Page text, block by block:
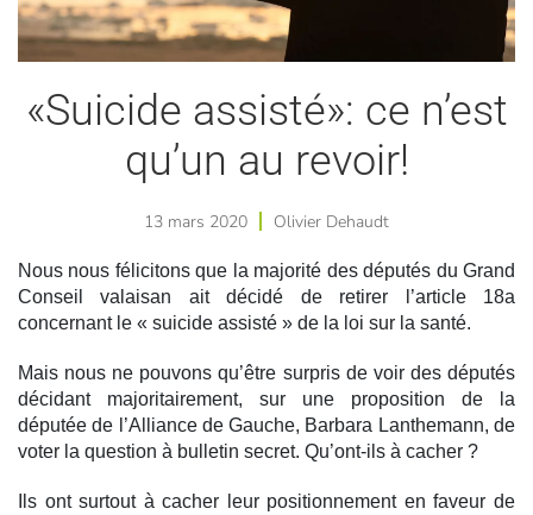
«Suicide assisté»: ce n’est
qu’un au revoir!
13 mars 2020 Olivier Dehaudt
Nous nous félicitons que la majorité des députés du Grand
Conseil valaisan ait décidé de retirer l’article 18a
concernant le « suicide assisté » de la loi sur la santé.
Mais nous ne pouvons qu’être surpris de voir des députés
décidant majoritairement, sur une proposition de la
députée de l’Alliance de Gauche, Barbara Lanthemann, de
voter la question à bulletin secret. Qu’ont-ils à cacher ?
Ils ont surtout à cacher leur positionnement en faveur de